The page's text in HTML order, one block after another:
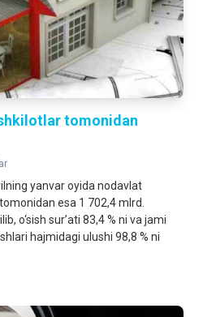
tomonidan
yanvar oyida nodavlat
esa 1 702,4 mlrd.
o‘sish sur’ati 83,4 % ni va jami
hajmidagi ulushi 98,8 % ni